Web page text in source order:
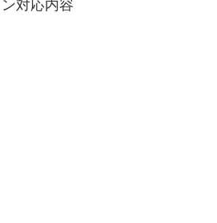
対応内容